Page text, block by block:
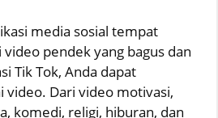
media sosial tempat
pendek yang bagus dan
Tik Tok, Anda dapat
video. Dari video motivasi,
komedi, religi, hiburan, dan